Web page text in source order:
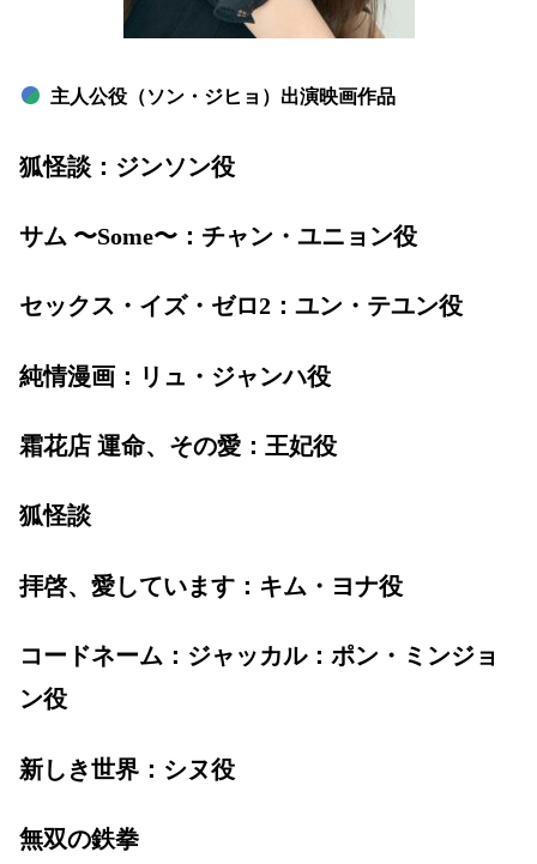
主人公役（ソン・ジヒョ）出演映画作品
狐怪談：ジンソン役
サム 〜Some〜：チャン・ユニョン役
セックス・イズ・ゼロ2：ユン・テユン役
純情漫画：リュ・ジャンハ役
霜花店 運命、その愛：王妃役
狐怪談
拝啓、愛しています：キム・ヨナ役
コードネーム：ジャッカル：ポン・ミンジョ
ン役
新しき世界：シヌ役
無双の鉄拳